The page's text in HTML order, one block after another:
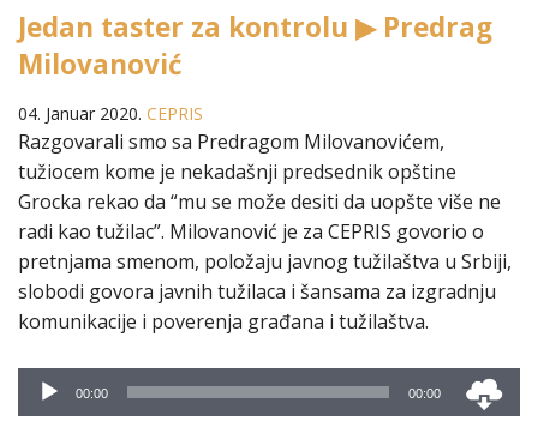
Jedan taster za kontrolu ▶ Predrag
Milovanović
04. Januar 2020. CEPRIS
Razgovarali smo sa Predragom Milovanovićem,
tužiocem kome je nekadašnji predsednik opštine
Grocka rekao da “mu se može desiti da uopšte više ne
radi kao tužilac”. Milovanović je za CEPRIS govorio o
pretnjama smenom, položaju javnog tužilaštva u Srbiji,
slobodi govora javnih tužilaca i šansama za izgradnju
komunikacije i poverenja građana i tužilaštva.
Audio
Player
00:00 00:00